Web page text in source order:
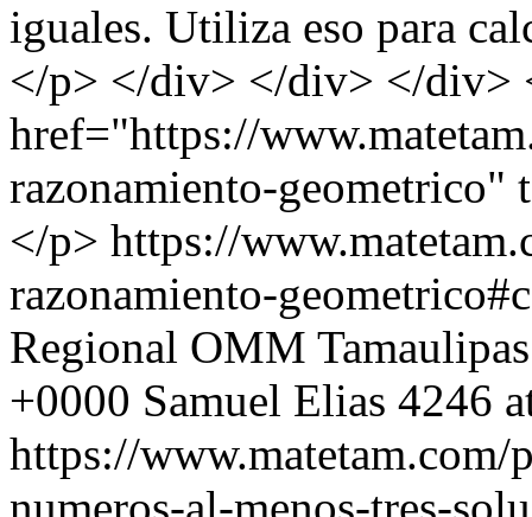
iguales. Utiliza eso para
</p> </div> </div> </div>
href="https://
razonamiento-geometrico"
</p> https://
razonamiento-
Regional OMM
+0000 Samuel Elias 4246
https://www.matetam.com/